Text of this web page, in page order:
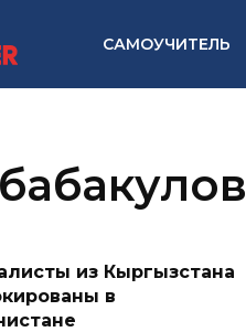
САМОУЧИТЕЛЬ
из Кыргызстана
в